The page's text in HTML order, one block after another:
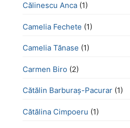
Călinescu Anca (1)
Camelia Fechete (1)
Camelia Tănase (1)
Carmen Biro (2)
Cătălin Barburaș-Pacurar (1)
Cătălina Cimpoeru (1)